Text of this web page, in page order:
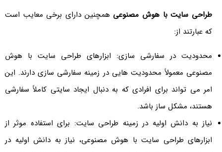
طراحی سایت با هوش مصنوعیهمچنین دارای برخی معایب است
که عبارتند از:
محدودیت در سفارشی سازی: ابزارهای طراحی سایت با هوش
مصنوعی معمولاً محدودیت هایی در زمینه سفارشی سازی دارند. این
امر می تواند برای افرادی که به دنبال ایجاد سایتی کاملاً سفارشی
هستند، مشکل ساز باشد.
نیاز به دانش اولیه در زمینه طراحی سایت: برای استفاده موثر از
ابزارهای طراحی سایت با هوش مصنوعی، نیاز به دانش اولیه در